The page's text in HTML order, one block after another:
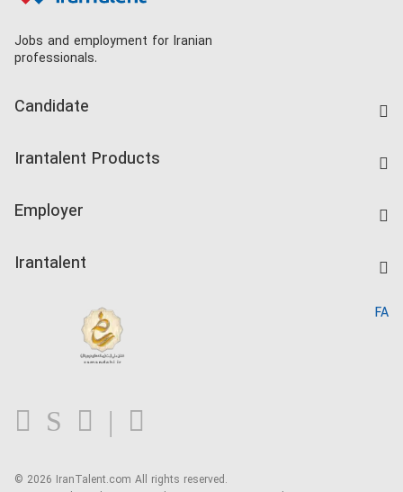
Jobs and employment for Iranian
professionals.
Candidate
Companies Rate
Irantalent Products
Kardix
Employer
Irantalent
Blog
FA
© 2026 IranTalent.com All rights reserved.